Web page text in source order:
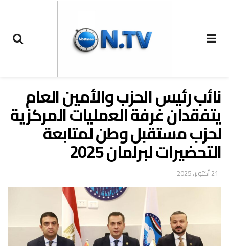
نائب رئيس الحزب والأمين العام
يتفقدان غرفة العمليات المركزية
لحزب مستقبل وطن لمتابعة
التحضيرات لبرلمان 2025
21 أكتوبر، 2025